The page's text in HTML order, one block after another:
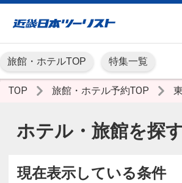
旅館・ホテルTOP 特集一覧
TOP 旅館・ホテル予約TOP
ホテル・旅館を探
現在表示している条件